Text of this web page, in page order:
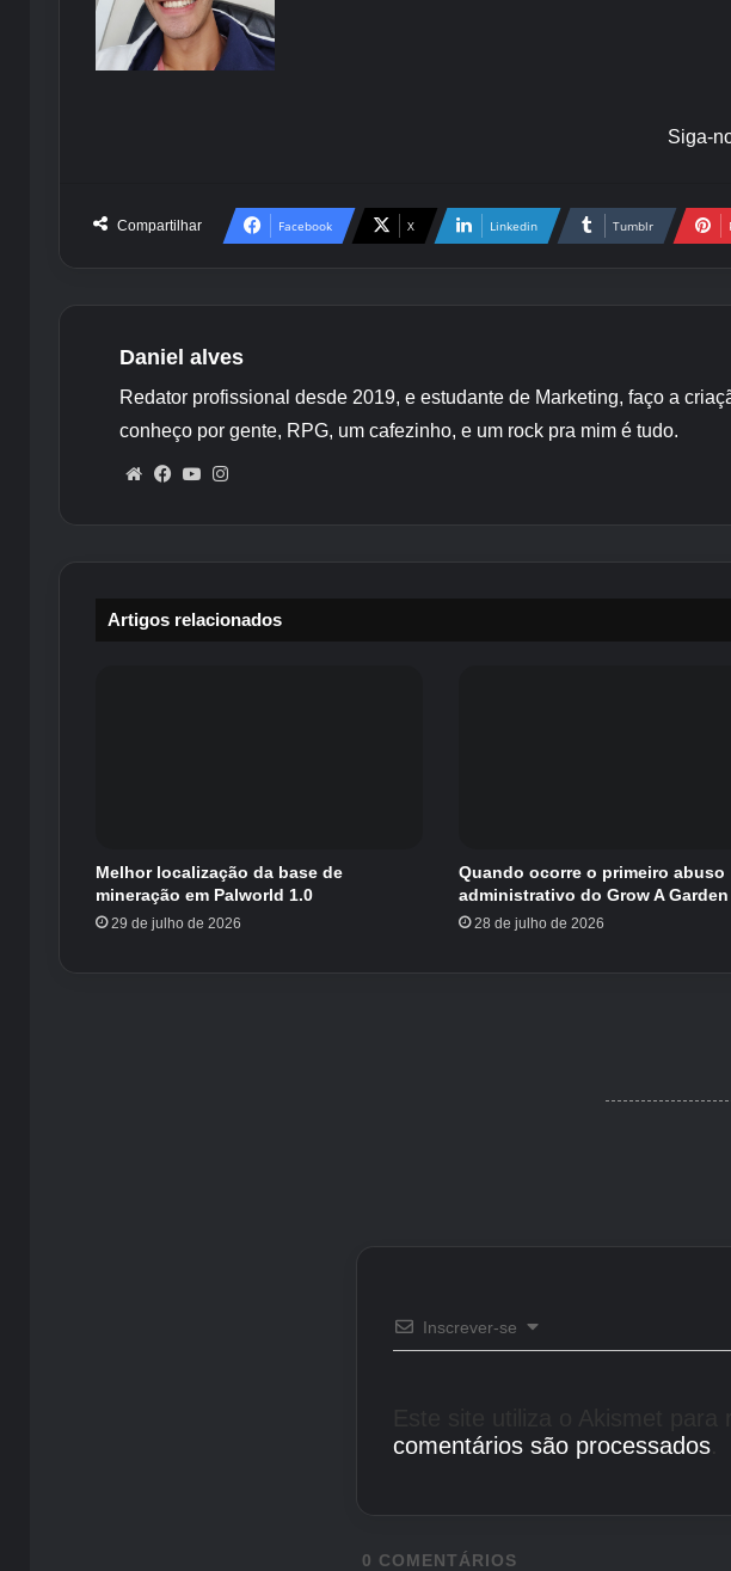
Siga-
Compartilhar Facebook X Linkedin Tumblr
Daniel alves
Redator profissional desde 2019, e estudante de Marketing, faço a
conheço por gente, RPG, um cafezinho, e um rock pra mim é tudo.
WebsiteFacebook
YouTube
Artigos relacionados
Melhor localização da base de
mineração em Palworld 1.0
29 de julho de 2026
Quando ocorre o primeiro abuso
administrativo do Grow A Garden
28 de julho de 2026
Inscrever-se
comentários são processados
0 COMENTÁRIOS